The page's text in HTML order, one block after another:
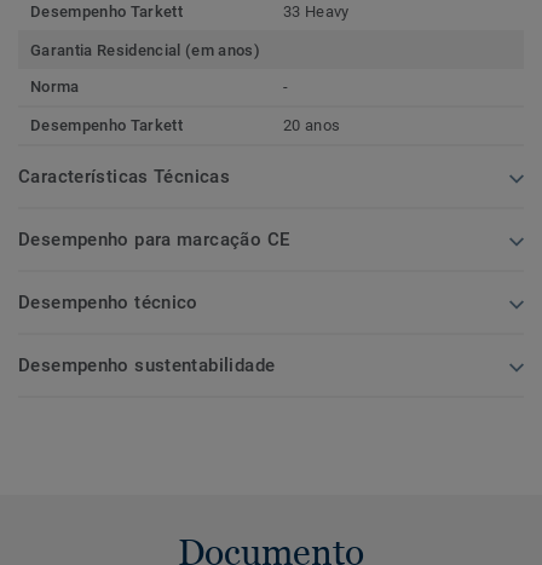
Desempenho Tarkett 33 Heavy
Garantia Residencial (em anos)
Norma
-
Desempenho Tarkett 20 anos
Características Técnicas
Desempenho para marcação CE
Desempenho técnico
Desempenho sustentabilidade
Documento